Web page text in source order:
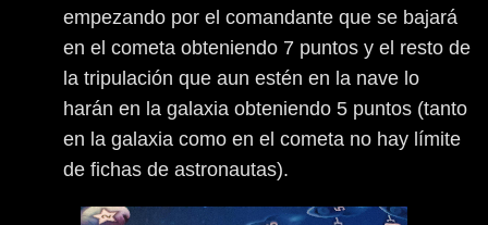
empezando por el comandante que se bajará
en el cometa obteniendo 7 puntos y el resto de
la tripulación que aun estén en la nave lo
harán en la galaxia obteniendo 5 puntos (tanto
en la galaxia como en el cometa no hay límite
de fichas de astronautas).